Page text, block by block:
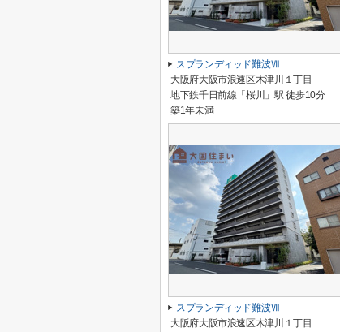
スプランディッド難波Ⅶ
大阪府大阪市浪速区木津川１丁目
地下鉄千日前線「桜川」駅 徒歩10分
築1年未満
スプランディッド難波Ⅶ
大阪府大阪市浪速区木津川１丁目